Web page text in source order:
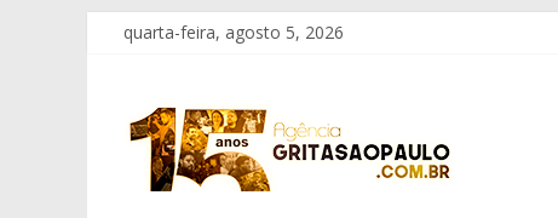
Pular
para
conteúdo
quarta-feira, agosto 5, 2026
Grita
São